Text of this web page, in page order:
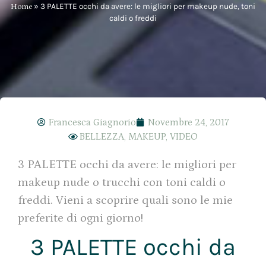
Home » 3 PALETTE occhi da avere: le migliori per makeup nude, toni
caldi o freddi
Francesca Giagnorio
Novembre 24, 2017
BELLEZZA, MAKEUP, VIDEO
3 PALETTE occhi da avere: le migliori per
makeup nude o trucchi con toni caldi o
freddi. Vieni a scoprire quali sono le mie
preferite di ogni giorno!
3 PALETTE occhi da